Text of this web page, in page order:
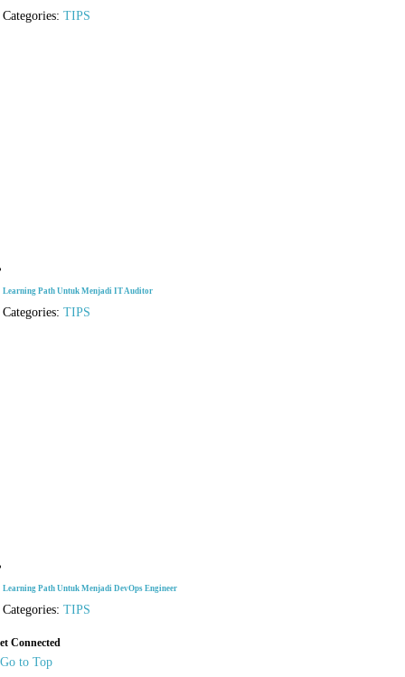
Categories:TIPS
Learning Path Untuk Menjadi IT Auditor
Categories:TIPS
Learning Path Untuk Menjadi DevOps Engineer
Categories:TIPS
Connected
Go to Top